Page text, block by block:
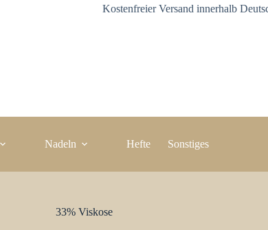
Kostenfreier Versand innerhalb
Nadeln Hefte Sonstiges
33% Viskose